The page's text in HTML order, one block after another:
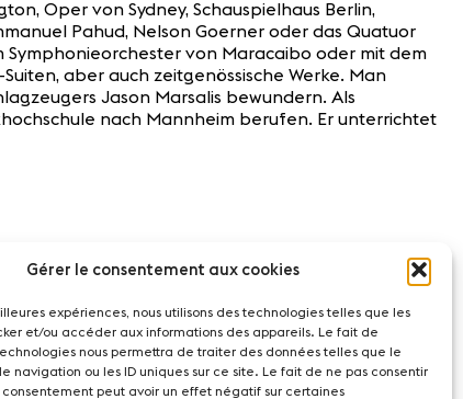
Gérer le consentement aux cookies
expériences, nous utilisons des technologies telles que les
et/ou accéder aux informations des appareils. Le fait de
nous permettra de traiter des données telles que le
navigation ou les ID uniques sur ce site. Le fait de ne pas consentir
consentement peut avoir un effet négatif sur certaines
Oper von Sydney, Schauspielhaus Berlin,
Pahud, Nelson Goerner oder das Quatuor
Symphonieorchester von Maracaibo oder mit dem
aber auch zeitgenössische Werke. Man
Jason Marsalis bewundern. Als
nach Mannheim berufen. Er unterrichtet